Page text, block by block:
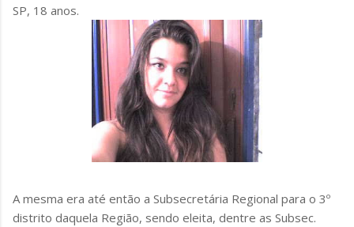
SP, 18 anos.
A mesma era até então a Subsecretária Regional para o 3º
distrito daquela Região, sendo eleita, dentre as Subsec.